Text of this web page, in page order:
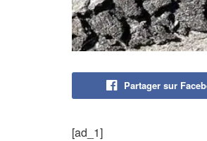
Partager sur
[ad_1]